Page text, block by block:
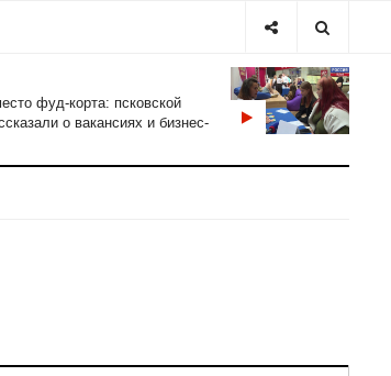
фуд-корта: псковской
о вакансиях и бизнес-